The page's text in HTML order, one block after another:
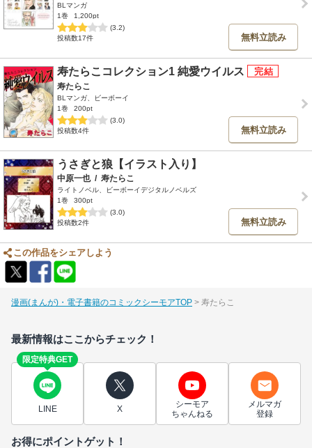
BLマンガ
1巻
1,200pt
(3.2)
投稿数17件
無料立読み
寿たらこコレクション1 純愛ウイルス
寿たらこ
BLマンガ、ビーボーイ
1巻
200pt
(3.0)
投稿数4件
無料立読み
うさぎと狼【イラスト入り】
中原一也 / 寿たらこ
ライトノベル、ビーボーイデジタルノベルズ
1巻
300pt
(3.0)
投稿数2件
無料立読み
この作品をシェアしよう
漫画(まんが)・電子書籍のコミックシーモアTOP 寿たらこ
最新情報はここからチェック！
限定特典GET
LINE X
シーモア
ちゃんねる
メルマガ
登録
お得にポイントゲット！